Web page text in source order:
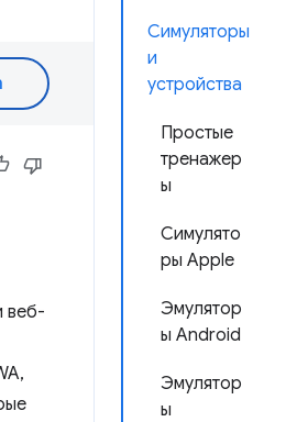
Симуляторы
и
устройства
Простые
тренажер
ы
Симулято
ры Apple
Эмулятор
ы Android
Эмулятор
ы
веб-